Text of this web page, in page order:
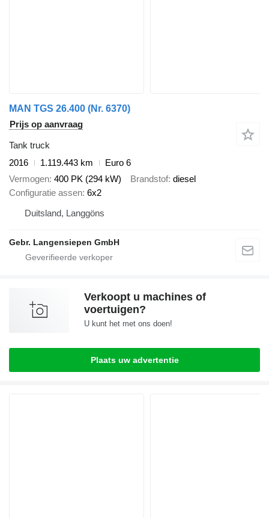
MAN TGS 26.400 (Nr. 6370)
Prijs op aanvraag
Tank truck
2016
1.119.443 km
Euro 6
Vermogen 400 PK (294 kW) Brandstof diesel
Configuratie assen 6x2
Duitsland, Langgöns
Gebr. Langensiepen GmbH
Verkoopt u machines of
voertuigen?
U kunt het met ons doen!
Plaats uw advertentie